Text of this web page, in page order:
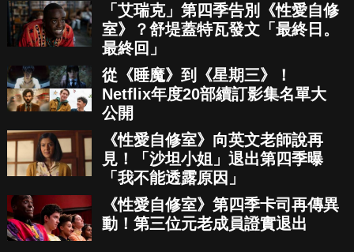
「艾瑞克」第四季告別《性愛自修
室》？舒堤蓋特瓦發文「最終日。
最終回」
從《睡魔》到《星期三》！
Netflix年度20部續訂影集名單大
公開
《性愛自修室》向英文老師說再
見！「沙坦小姐」退出第四季曝
「我不能透露原因」
《性愛自修室》第四季卡司再傳異
動！第三位元老成員證實退出